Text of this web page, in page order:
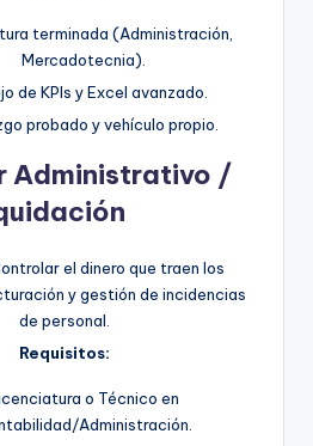
terminada (Administración,
Mercadotecnia).
de KPIs y Excel avanzado.
probado y vehículo propio.
Administrativo /
el dinero que traen los
y gestión de incidencias
de personal.
Requisitos:
o Técnico en
Administración.